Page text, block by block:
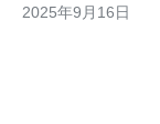
场竞争力。本文将
2025年9月16日